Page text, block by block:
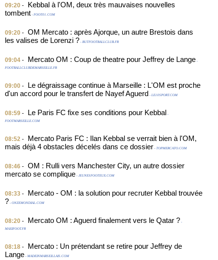
09:20 -
Kebbal à l'OM, deux très mauvaises nouvelles
tombent - FOOT01.COM
09:20 - OM Mercato : après Ajorque, un autre Brestois dans
les valises de Lorenzi ? - BUTFOOTBALLCLUB.FR
09:04 - Mercato OM : Coup de theatre pour Jeffrey de Lange -
FOOTBALLCLUBDEMARSEILLE.FR
09:00 -
Le dégraissage continue à Marseille : L'OM est proche
d'un accord pour le transfert de Nayef Aguerd - LE10SPORT.COM
08:59 - Le Paris FC fixe ses conditions pour Kebbal -
FOOTMARSEILLE.COM
08:52 -
Mercato Paris FC : Ilan Kebbal se verrait bien à l'OM,
mais déjà 4 obstacles décelés dans ce dossier - TOPMERCATO.COM
08:46 - OM : Rulli vers Manchester City, un autre dossier
mercato se complique - JEUNESFOOTEUX.COM
08:33 -
Mercato - OM : la solution pour recruter Kebbal trouvée
? - ONZEMONDIAL.COM
08:20 - Mercato OM : Aguerd finalement vers le Qatar ? -
MAXIFOOT.FR
08:18 -
Mercato : Un prétendant se retire pour Jeffrey de
Lange - MADEINMARSEILLAIS.COM